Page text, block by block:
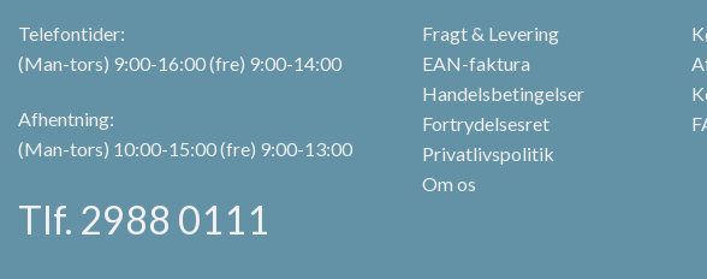
Telefontider:
(Man-tors) 9:00-16:00 (fre) 9:00-14:00
Afhentning:
(Man-tors) 10:00-15:00 (fre) 9:00-13:00
Tlf. 2988 0111
Fragt & Levering
EAN-faktura
Handelsbetingelser
Fortrydelsesret
Privatlivspolitik
Om os